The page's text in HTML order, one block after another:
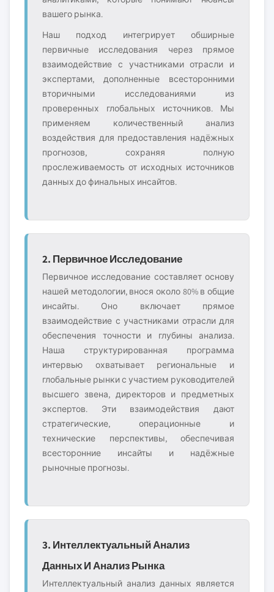
вашего рынка.
Наш подход интегрирует обширные
первичные исследования через прямое
взаимодействие с участниками отрасли и
экспертами, дополненные всесторонними
вторичными исследованиями из
проверенных глобальных источников. Мы
применяем количественный анализ
воздействия для предоставления надёжных
прогнозов, сохраняя полную
прослеживаемость от исходных источников
данных до финальных инсайтов.
2. Первичное Исследование
Первичное исследование составляет основу
нашей методологии, внося около 80% в общие
инсайты. Оно включает прямое
взаимодействие с участниками отрасли для
обеспечения точности и глубины анализа.
Наша структурированная программа
интервью охватывает региональные и
глобальные рынки с участием руководителей
высшего звена, директоров и предметных
экспертов. Эти взаимодействия дают
стратегические, операционные и
технические перспективы, обеспечивая
всесторонние инсайты и надёжные
рыночные прогнозы.
3. Интеллектуальный Анализ
Данных И Анализ Рынка
Интеллектуальный анализ данных является